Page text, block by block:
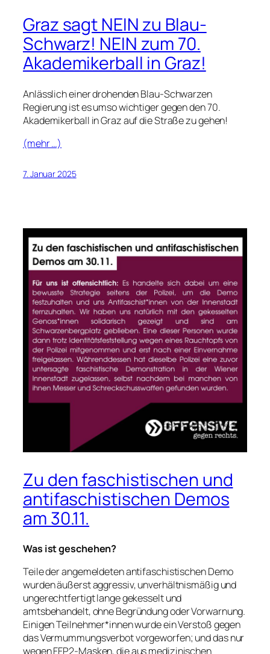
Graz sagt NEIN zu Blau-
Schwarz! NEIN zum 70.
Akademikerball in Graz!
Anlässlich einer drohenden Blau-Schwarzen
Regierung ist es umso wichtiger gegen den 70.
Akademikerball in Graz auf die Straße zu gehen!
(mehr …)
7. Januar 2025
Zu den faschistischen und
antifaschistischen Demos
am 30.11.
Was ist geschehen?
Teile der angemeldeten antifaschistischen Demo
wurden äußerst aggressiv, unverhältnismäßig und
ungerechtfertigt lange gekesselt und
amtsbehandelt, ohne Begründung oder Vorwarnung.
Einigen Teilnehmer*innen wurde ein Verstoß gegen
das Vermummungsverbot vorgeworfen; und das nur
wegen FFP2-Masken, die aus medizinischen